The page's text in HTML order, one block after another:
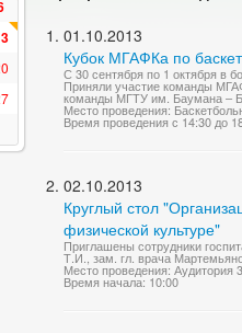
01.10.2013
Кубок МГАФКа по
С 30 сентября по 1 октября в
Приняли участие команды
команды МГТУ им. Баумана –
Место проведения:
Время проведения с 14:30 до
02.10.2013
Круглый стол
физической культуре"
Приглашены сотрудники
Т.И., зам. гл. врача
Место проведения: Аудитория
Время начала: 10:00